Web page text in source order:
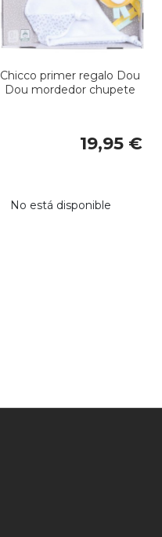
Chicco primer regalo Dou
Dou mordedor chupete
19,95 €
No está disponible